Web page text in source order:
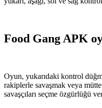
Food Gang APK
Oyun, yukarıdaki kontrol
rakiplerle savaşmak veya
savaşçıları seçme özgürlüğü